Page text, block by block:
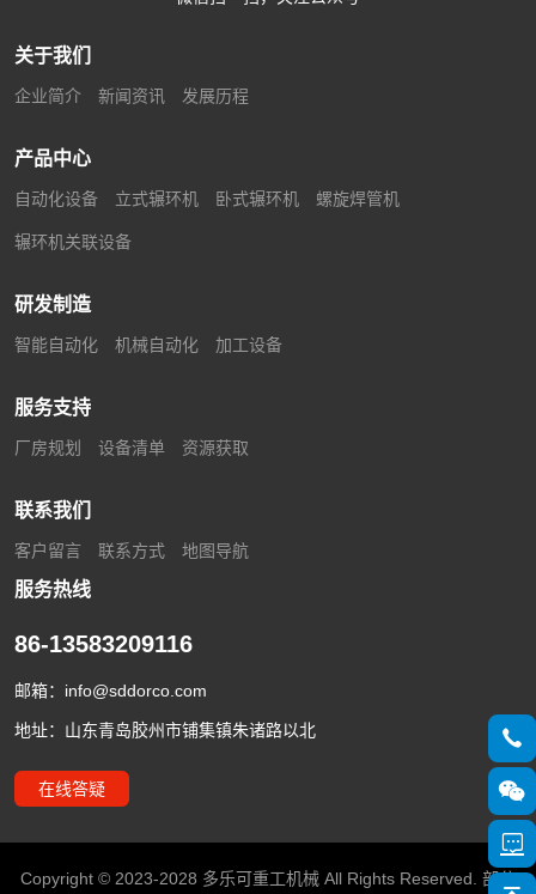
关于我们
企业简介 新闻资讯 发展历程
产品中心
自动化设备 立式辗环机 卧式辗环机 螺旋焊管机
辗环机关联设备
研发制造
智能自动化 机械自动化 加工设备
服务支持
厂房规划 设备清单 资源获取
联系我们
客户留言 联系方式 地图导航
服务热线
86-13583209116
邮箱： info@sddorco.com
地址：山东青岛胶州市铺集镇朱诸路以北
在线答疑
Copyright © 2023-2028 多乐可重工机械 All Rights Reserved. 部分